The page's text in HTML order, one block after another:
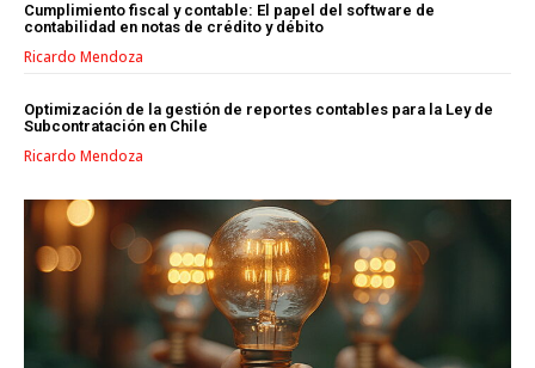
ESTRATEGIAS DE MARKETING
AGENCIAS DE MARKETING
AGENCIAS DE POSICIONAMIENTO WEB SEO
VENTA DE ENLACES
MARKETING DIGITAL
Cumplimiento fiscal y contable: El papel del software de
contabilidad en notas de crédito y débito
Ricardo Mendoza
Optimización de la gestión de reportes contables para la Ley de
Subcontratación en Chile
Ricardo Mendoza